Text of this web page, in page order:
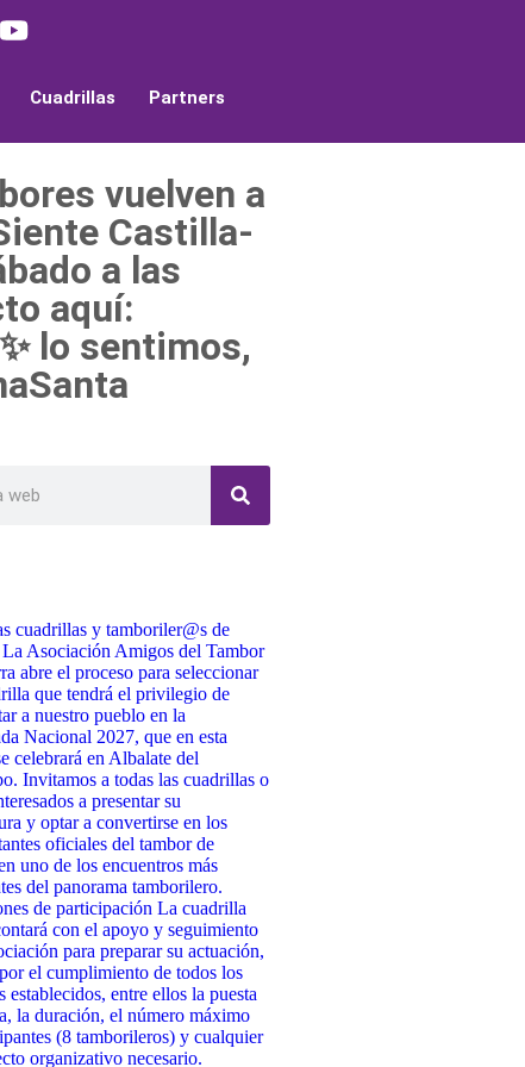
Cuadrillas Partners
vuelven a
Castilla-
a las
aquí:
lo sentimos,
cuadrillas y tamboriler@s de
Asociación Amigos del Tambor
abre el proceso para seleccionar
que tendrá el privilegio de
a nuestro pueblo en la
Nacional 2027, que en esta
celebrará en Albalate del
Invitamos a todas las cuadrillas o
a presentar su
y optar a convertirse en los
oficiales del tambor de
uno de los encuentros más
del panorama tamborilero.
de participación La cuadrilla
con el apoyo y seguimiento
para preparar su actuación,
el cumplimiento de todos los
establecidos, entre ellos la puesta
la duración, el número máximo
(8 tamborileros) y cualquier
organizativo necesario.